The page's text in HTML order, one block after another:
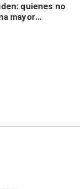
quienes no
mayor
y no es por